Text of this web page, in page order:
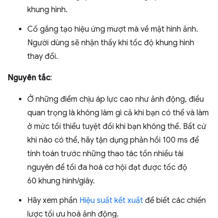
khung hình.
Cố gắng tạo hiệu ứng mượt mà về mặt hình ảnh.
Người dùng sẽ nhận thấy khi tốc độ khung hình
thay đổi.
Nguyên tắc:
Ở những điểm chịu áp lực cao như ảnh động, điều
quan trọng là không làm gì cả khi bạn có thể và làm
ở mức tối thiểu tuyệt đối khi bạn không thể. Bất cứ
khi nào có thể, hãy tận dụng phản hồi 100 ms để
tính toán trước những thao tác tốn nhiều tài
nguyên để tối đa hoá cơ hội đạt được tốc độ
60 khung hình/giây.
Hãy xem phần Hiệu suất kết xuất để biết các chiến
lược tối ưu hoá ảnh động.